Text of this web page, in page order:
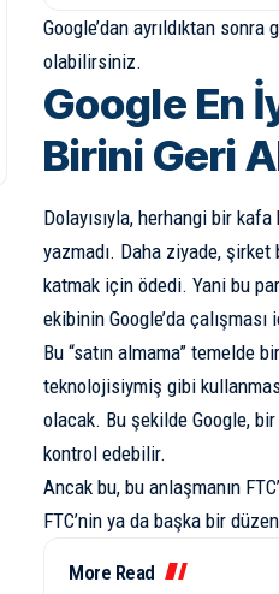
Google’dan ayrıldıktan
olabilirsiniz.
Google En
Birini Geri
Dolayısıyla, herhangi bir kafa
yazmadı. Daha ziyade,
katmak için ödedi. Yani bu
ekibinin Google’da çalışması
Bu “satın almama” temelde
teknolojisiymiş gibi
olacak. Bu şekilde Google,
kontrol edebilir.
Ancak bu, bu anlaşmanın
FTC’nin ya da başka bir
More Read